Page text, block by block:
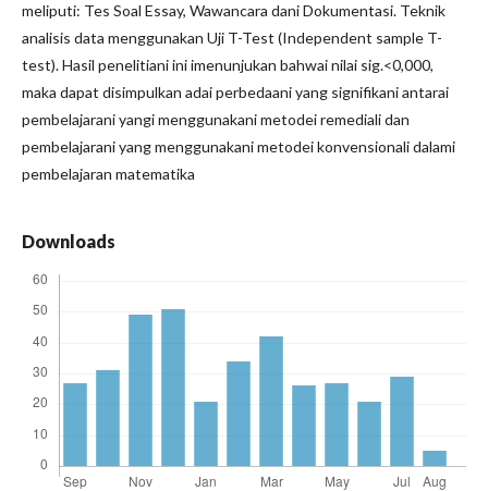
meliputi: Tes Soal Essay, Wawancara dani Dokumentasi. Teknik
analisis data menggunakan Uji T-Test (Independent sample T-
test). Hasil penelitiani ini imenunjukan bahwai nilai sig.<0,000,
maka dapat disimpulkan adai perbedaani yang signifikani antarai
pembelajarani yangi menggunakani metodei remediali dan
pembelajarani yang menggunakani metodei konvensionali dalami
pembelajaran matematika
Downloads